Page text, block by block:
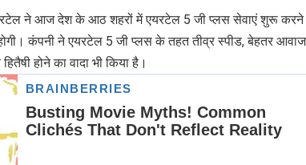
ने आज देश के आठ शहरों में एयरटेल 5 जी प्लस सेवाएं शुरू करने
कंपनी ने एयरटेल 5 जी प्लस के तहत तीव्र स्पीड, बेहतर आवाज
होने का वादा भी किया है।